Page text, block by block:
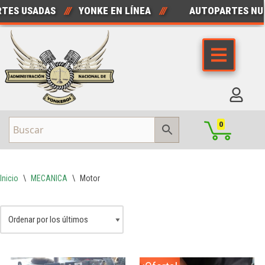
Saltar
al
contenido
/// YONKE EN LÍNEA /// AUTOPARTES NUEVAS
0
Inicio \ MECANICA \ Motor